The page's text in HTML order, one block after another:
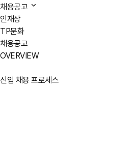
채용공고
인재상
TP문화
채용공고
OVERVIEW
신입 채용 프로세스